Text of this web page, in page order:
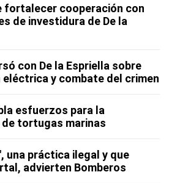
fortalecer cooperación con
de investidura de De la
con De la Espriella sobre
y combate del crimen
esfuerzos para la
tortugas marinas
una práctica ilegal y que
advierten Bomberos